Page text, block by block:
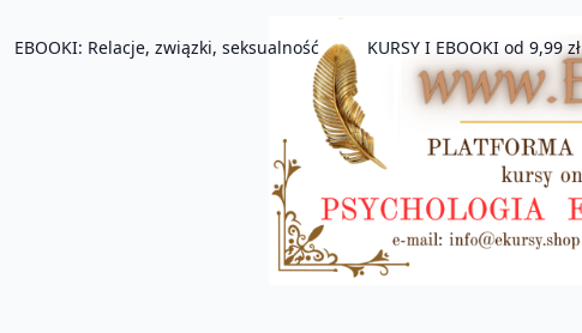
EBOOKI: Relacje, związki, seksualność KURSY I EBOOKI od 9,99 zł